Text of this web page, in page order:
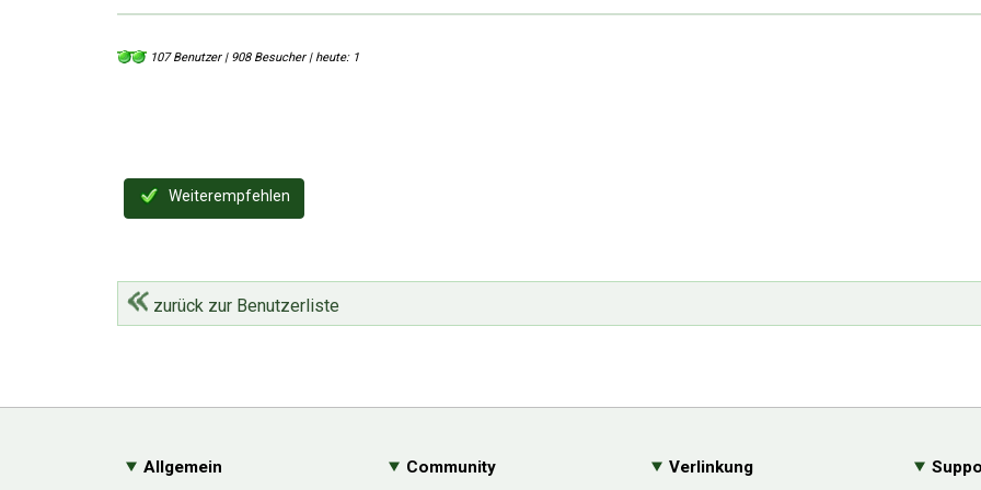
107 Benutzer | 908 Besucher | heute: 1
Weiterempfehlen
zurück zur Benutzerliste
Allgemein Community Verlinkung